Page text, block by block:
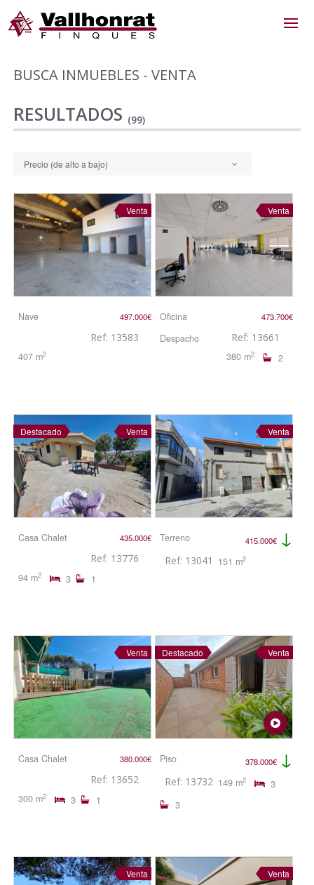
BUSCA INMUEBLES - VENTA
RESULTADOS (99)
Precio (de alto a bajo)
Venta
Nave 497.000€
Ref: 13583
407 m2
Venta
Oficina
Despacho
473.700€
Ref: 13661
380 m2 2
Destacado Venta
Casa Chalet 435.000€
Ref: 13776
94 m2 3 1
Venta
Terreno 415.000€ ↓
Ref: 13041 151 m2
Venta
Casa Chalet 380.000€
Ref: 13652
300 m2 3 1
Destacado Venta
Piso 378.000€ ↓
Ref: 13732 149 m2
3
3
Venta Venta